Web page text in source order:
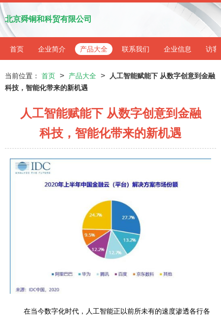
北京舜铜和科贸有限公司
首页 企业简介 产品大全 联系我们 企业信息 访客
当前位置： 首页 > 产品大全 >
人工智能赋能下 从数字创意到金融
科技，智能化带来的新机遇
人工智能赋能下 从数字创意到金融
科技，智能化带来的新机遇
在当今数字化时代，人工智能正以前所未有的速度渗透各行各